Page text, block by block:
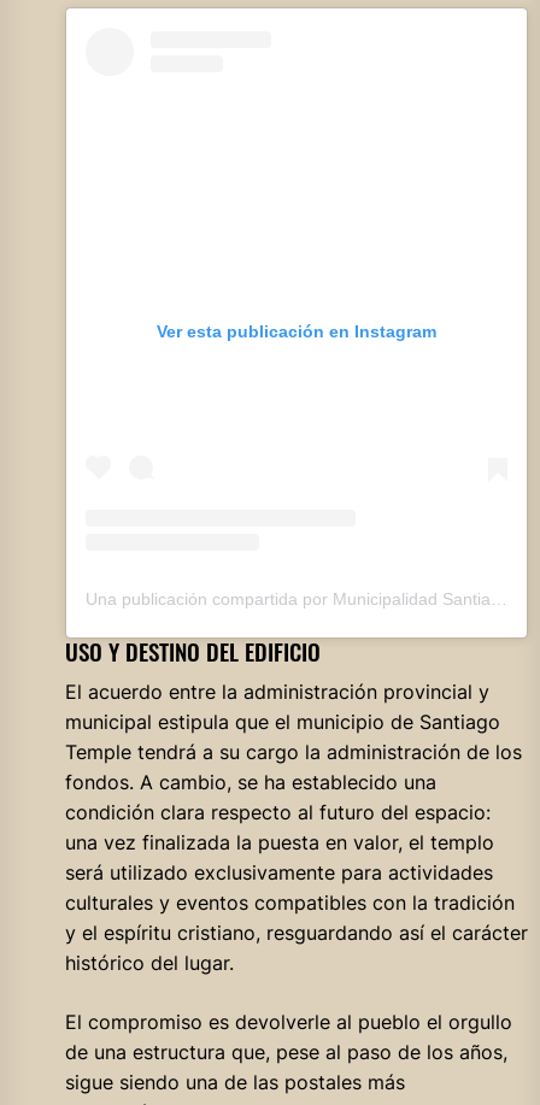
Ver esta publicación en Instagram
USO Y DESTINO DEL EDIFICIO
El acuerdo entre la administración provincial y
municipal estipula que el municipio de Santiago
Temple tendrá a su cargo la administración de los
fondos. A cambio, se ha establecido una
condición clara respecto al futuro del espacio:
una vez finalizada la puesta en valor, el templo
será utilizado exclusivamente para actividades
culturales y eventos compatibles con la tradición
y el espíritu cristiano, resguardando así el carácter
histórico del lugar.
El compromiso es devolverle al pueblo el orgullo
de una estructura que, pese al paso de los años,
sigue siendo una de las postales más